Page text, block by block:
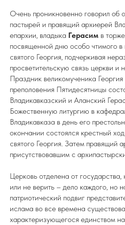
Очень проникновенно говорил об
пастырей и правящий архиерей
епархии, владыка Герасим в
посвященной дню особо чтимого
святого Георгия, подчеркивая
просветительскую связь церкви и
Праздник великомученика
преполовения Пятидесятницы
Владикавказский и Аланский
Божественную литургию в
Владикавказа в день его
окончании состоялся крестный
святого Георгия. Затем правящий
присутствовавшим с
Церковь отделена от
или не верить – дело каждого, но
патриотический подвиг
ислама во все времена
характеризующегося единством